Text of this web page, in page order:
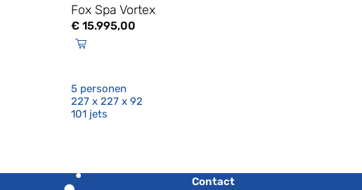
Fox Spa Vortex
€15.995,00
5 personen
227 x 227 x 92
101 jets
Contact